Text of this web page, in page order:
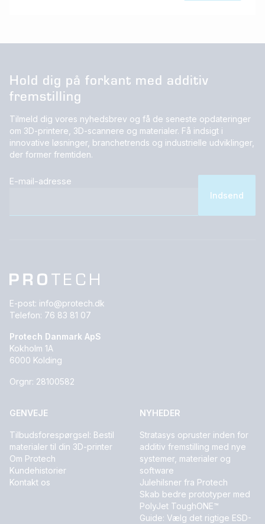
Hold dig på forkant med additiv
fremstilling
Tilmeld dig vores nyhedsbrev og få de seneste opdateringer
om 3D-printere, 3D-scannere og materialer. Få indsigt i
innovative løsninger, branchetrends og industrielle udviklinger,
der former fremtiden.
E-mail-adresse
E-post: info@protech.dk
Telefon: 76 83 81 07
Protech Danmark ApS
Kokholm 1A
6000 Kolding
Orgnr: 28100582
GENVEJE
Tilbudsforespørgsel: Bestil
materialer til din 3D-printer
Om Protech
Kundehistorier
Kontakt os
NYHEDER
Stratasys opruster inden for
additiv fremstilling med nye
systemer, materialer og
software
Julehilsner fra Protech
Skab bedre prototyper med
PolyJet ToughONE™
Guide: Vælg det rigtige ESD-